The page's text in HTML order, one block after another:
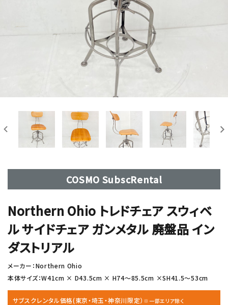
COSMO SubscRental
Northern Ohio トレドチェア スウィベ
ル サイドチェア ガンメタル 廃盤品 イン
ダストリアル
メーカー：Northern Ohio
本体サイズ：W41cm × D43.5cm × H74〜85.5cm ×SH41.5〜53cm
サブスクレンタル価格(東京・埼玉・神奈川限定） ※一部エリア除く